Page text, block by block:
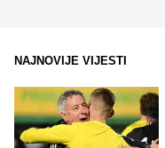
NAJNOVIJE VIJESTI